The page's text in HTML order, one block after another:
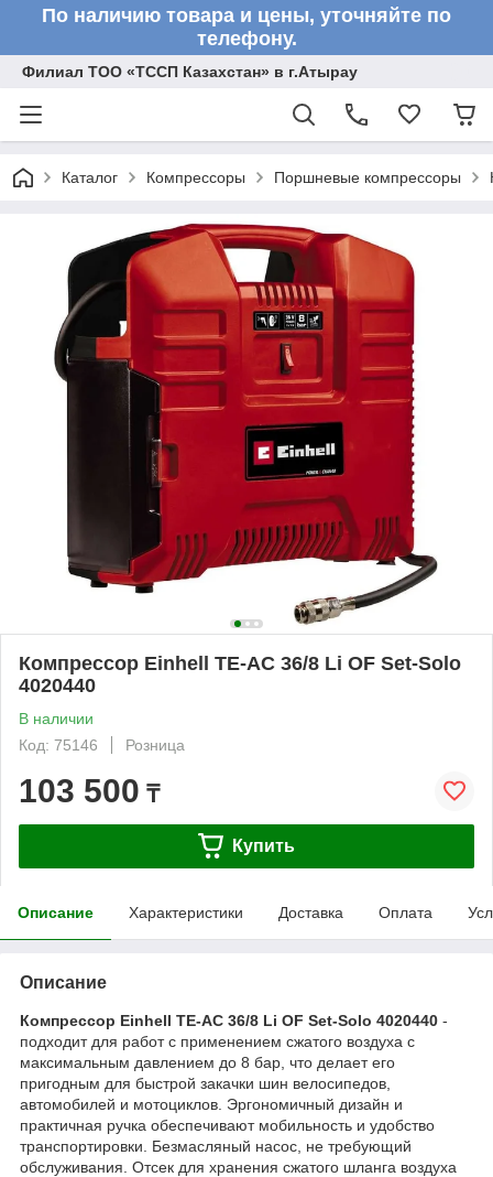
По наличию товара и цены, уточняйте по
телефону.
Филиал ТОО «ТССП Казахстан» в г.Атырау
Каталог Компрессоры Поршневые компрессоры
Компрессор Einhell TE-AC 36/8 Li OF Set-Solo
4020440
В наличии
Код: 75146
Розница
103 500 ₸
Купить
Описание Характеристики Доставка Оплата
Описание
Компрессор Einhell TE-AC 36/8 Li OF Set-Solo 4020440 -
подходит для работ с применением сжатого воздуха с
максимальным давлением до 8 бар, что делает его
пригодным для быстрой закачки шин велосипедов,
автомобилей и мотоциклов. Эргономичный дизайн и
практичная ручка обеспечивают мобильность и удобство
транспортировки. Безмасляный насос, не требующий
обслуживания. Отсек для хранения сжатого шланга воздуха